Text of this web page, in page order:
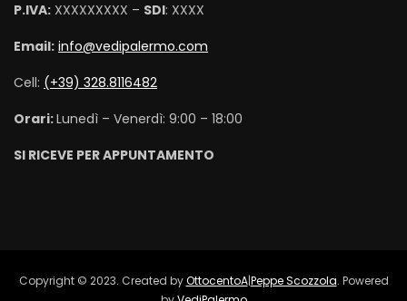
P.IVA: XXXXXXXXX – SDI: XXXX
Email: info@vedipalermo.com
Cell: (+39) 328.8116482
Orari:Lunedì – Venerdì: 9:00 – 18:00
SI RICEVE PER APPUNTAMENTO
Copyright © 2023. Created byOttocentoA|Peppe Scozzola. Powered